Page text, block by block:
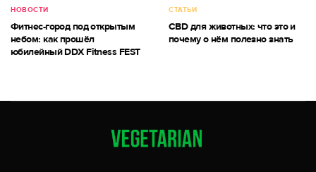
НОВОСТИ
Фитнес-город под открытым
небом: как прошёл
юбилейный DDX Fitness FEST
СТАТЬИ
CBD для животных: что это и
почему о нём полезно знать